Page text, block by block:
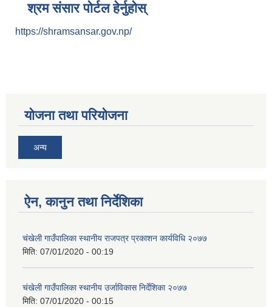
श्रम संसार पोर्टल हेर्नुहोस्
https://shramsansar.gov.np/
योजना तथा परियोजना
अन्य
ऐन, कानुन तथा निर्देशिका
चंखेली गाउँपालिका स्थानीय राजपत्र प्रकाशन कार्यविधि २०७७
मिति: 07/01/2020 - 00:19
चंखेली गाउँपालिका स्थानीय उर्जाविकास निर्देशिका २०७७
मिति: 07/01/2020 - 00:15